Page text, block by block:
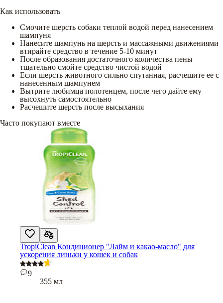
Как использовать
Смочите шерсть собаки теплой водой перед нанесением
шампуня
Нанесите шампунь на шерсть и массажными движениями
втирайте средство в течение 5-10 минут
После образования достаточного количества пены
тщательно смойте средство чистой водой
Если шерсть животного сильно спутанная, расчешите ее с
нанесенным шампунем
Вытрите любимца полотенцем, после чего дайте ему
высохнуть самостоятельно
Расчешите шерсть после высыхания
Часто покупают вместе
TropiClean Кондиционер "Лайм и какао-масло" для
ускорения линьки у кошек и собак
9
355 мл